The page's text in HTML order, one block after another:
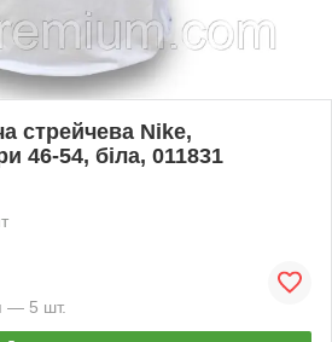
стрейчева Nike,
46-54, біла, 011831
— 5 шт.